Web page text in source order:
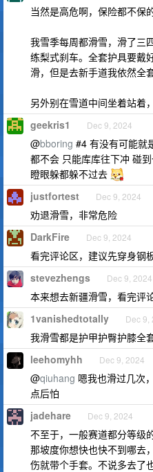
当然是高危啊，保险都不保
我雪季每周都滑雪，滑了三
练梨式刹车。全套护具要戴
滑，但是去新手道我依然全
另外别在雪道中间坐着站着
geekris1 Dec 9, 2024
@bboring #4 有没有可能就
都不会 只能库库往下冲 碰
瞪眼躲都躲不过去
justfortest Dec 9, 2024
劝退滑雪，非常危险
DarkFire Dec 9, 2024
看完评论区，建议先穿身钢
stevezhengs Dec 9,
本来想去新疆滑雪，看完评
1vanishedtotally Dec 9,
我滑雪都是护甲护臀护膝全
leehomyhh Dec 9, 2024
@qiuhang 嗯我也滑过几次
点后怕
jadehare Dec 9, 2024
不至于，一般赛道都分等级
那坡度你想快也快不到哪去
伤就带个手套。不说多去了